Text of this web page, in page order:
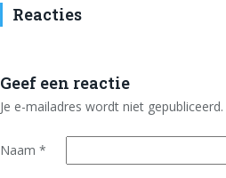
Reacties
Geef een reactie
Je e-mailadres wordt niet gepubliceerd.
Naam *